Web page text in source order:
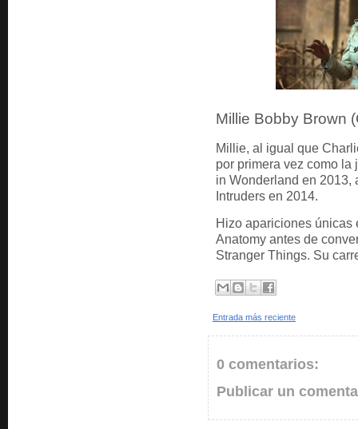
Millie Bobby Brown
Millie, al igual que
por primera vez como la
in Wonderland en 2013,
Intruders en 2014.
Hizo apariciones únicas
Anatomy antes de
Stranger Things. Su
Entrada más reciente
0 comentarios:
Publicar un